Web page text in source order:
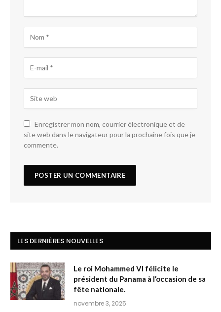
Enregistrer mon nom, courrier électronique et de
site web dans le navigateur pour la prochaine fois que je
commente.
LES DERNIÈRES NOUVELLES
Le roi Mohammed VI félicite le
président du Panama à l’occasion de sa
fête nationale.
novembre 3, 2025